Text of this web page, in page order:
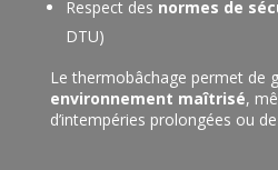
Respect des normes de
DTU)
Le thermobâchage permet de
environnement maîtrisé,
d’intempéries prolongées ou